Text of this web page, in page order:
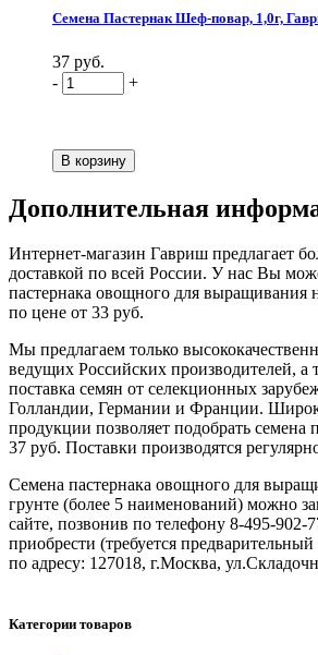
Семена Пастернак Шеф-повар, 1,0г,
37 руб.
-
+
Дополнительная
Интернет-магазин Гавриш предлагает
доставкой по всей России. У нас Вы
пастернака овощного для выращивания
по цене от 33 руб.
Мы предлагаем только
ведущих Российских производителей, а
поставка семян от селекционных
Голландии, Германии и Франции.
продукции позволяет подобрать семена
37 руб. Поставки производятся
Семена пастернака овощного для
грунте (более 5 наименований) можно
сайте, позвонив по телефону 8-495-902-
приобрести (требуется
по адресу: 127018, г.Москва,
Категории товаров